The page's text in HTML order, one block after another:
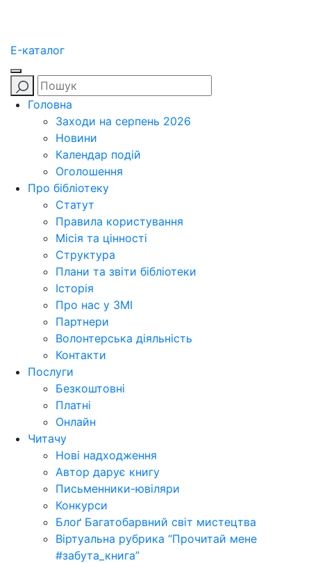
E-каталог
Головна
Заходи на серпень 2026
Новини
Календар подій
Оголошення
Про бібліотеку
Статут
Правила користування
Місія та цінності
Структура
Плани та звіти бібліотеки
Історія
Про нас у ЗМІ
Партнери
Волонтерська діяльність
Контакти
Послуги
Безкоштовні
Платні
Онлайн
Читачу
Нові надходження
Автор дарує книгу
Письменники-ювіляри
Конкурси
Блоґ Багатобарвний світ мистецтва
Віртуальна рубрика “Прочитай мене
#забута_книга”